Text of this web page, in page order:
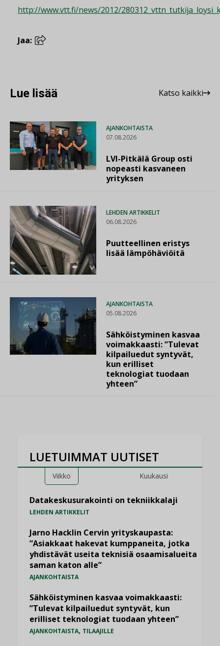
http://www.vtt.fi/news/2012/
Jaa:
Lue lisää Katso kaikki
AJANKOHTAISTA
07.08.2026
LVI-Pitkälä Group osti
nopeasti kasvaneen
yrityksen
LEHDEN ARTIKKELIT
06.08.2026
Puutteellinen eristys
lisää lämpöhäviöitä
AJANKOHTAISTA
05.08.2026
Sähköistyminen kasvaa
voimakkaasti: ”Tulevat
kilpailuedut syntyvät,
kun erilliset
teknologiat tuodaan
yhteen”
LUETUIMMAT UUTISET
Viikko Kuukausi
Datakeskusurakointi on tekniikkalaji
LEHDEN ARTIKKELIT
Jarno Hacklin Cervin yrityskaupasta:
”Asiakkaat hakevat kumppaneita, jotka
yhdistävät useita teknisiä osaamisalueita
saman katon alle”
AJANKOHTAISTA
Sähköistyminen kasvaa voimakkaasti:
”Tulevat kilpailuedut syntyvät, kun
erilliset teknologiat tuodaan yhteen”
AJANKOHTAISTA, TILAAJILLE